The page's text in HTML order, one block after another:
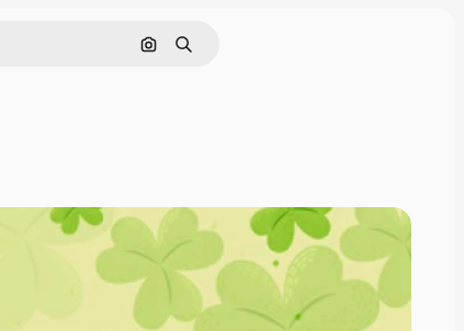
Nach Bild suchen
Suchen